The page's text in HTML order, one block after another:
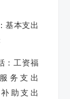
基本支出
：工资福
务支出
助支出